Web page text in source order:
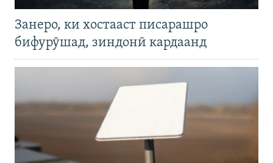
Занеро, ки хостааст писарашро
бифурӯшад, зиндонӣ кардаанд